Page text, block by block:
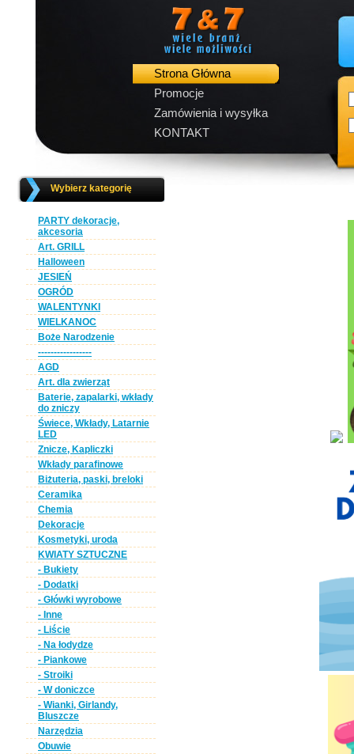
Strona Główna
Promocje
Zamówienia i wysyłka
KONTAKT
Wybierz kategorię
PARTY dekoracje,
akcesoria
Art. GRILL
Halloween
JESIEŃ
OGRÓD
WALENTYNKI
WIELKANOC
Boże Narodzenie
-----------------
AGD
Art. dla zwierząt
Baterie, zapalarki, wkłady
do zniczy
Świece, Wkłady, Latarnie
LED
Znicze, Kapliczki
Wkłady parafinowe
Biżuteria, paski, breloki
Ceramika
Chemia
Dekoracje
Kosmetyki, uroda
KWIATY SZTUCZNE
- Bukiety
- Dodatki
- Główki wyrobowe
- Inne
- Liście
- Na łodydze
- Piankowe
- Stroiki
- W doniczce
- Wianki, Girlandy,
Bluszcze
Narzędzia
Obuwie